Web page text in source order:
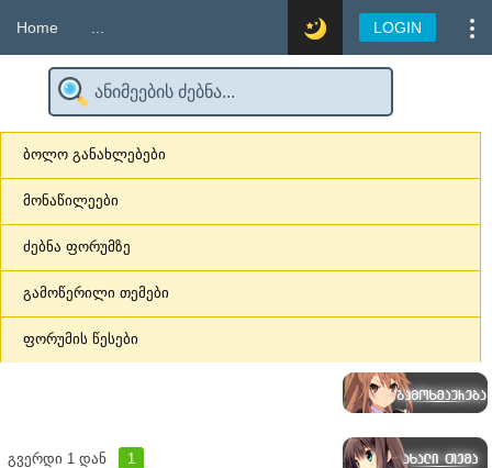
Home LOGIN
ბოლო განახლებები
მონაწილეები
ძებნა ფორუმზე
გამოწერილი თემები
ფორუმის წესები
გვერდი 1 დან 1